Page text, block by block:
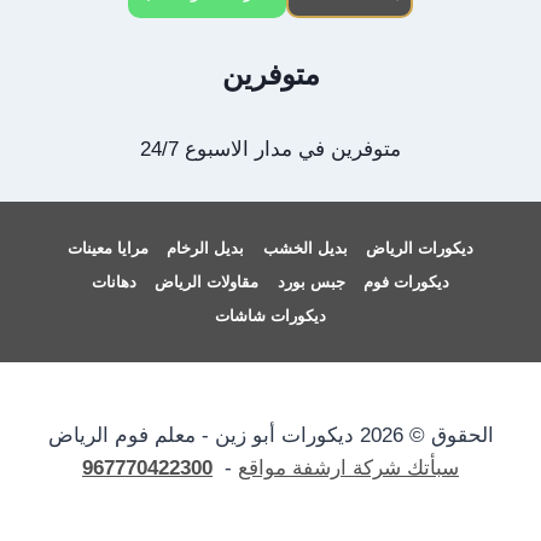
متوفرين
متوفرين في مدار الاسبوع 24/7
ديكورات الرياض بديل الخشب بديل الرخام
مرايا معينات
ديكورات فوم
جبس بورد مقاولات الرياض
دهانات
ديكورات شاشات
الحقوق © 2026 ديكورات أبو زين - معلم فوم الرياض
سبأتك شركة ارشفة مواقع -
967770422300